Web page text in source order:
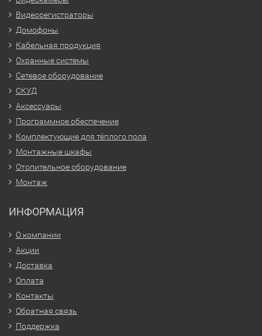
Видеорегистраторы
Домофоны
Кабельная продукция
Охранные системы
Сетевое оборудование
СКУД
Аксессуары
Программное обеспечение
Комплектующие для тёплого пола
Монтажные шкафы
Отопительное оборудование
Монтаж
ИНФОРМАЦИЯ
О компании
Акции
Доставка
Оплата
Контакты
Обратная связь
Поддержка